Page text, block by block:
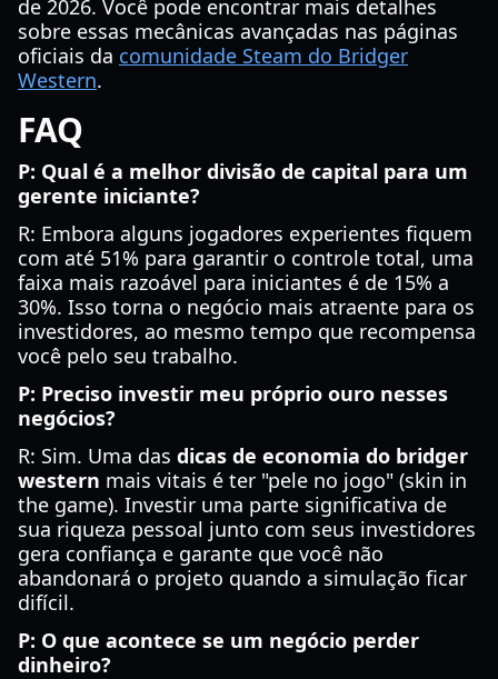
de 2026. Você pode encontrar mais detalhes
sobre essas mecânicas avançadas nas páginas
oficiais da comunidade Steam do Bridger
Western.
FAQ
P: Qual é a melhor divisão de capital para um
gerente iniciante?
R: Embora alguns jogadores experientes fiquem
com até 51% para garantir o controle total, uma
faixa mais razoável para iniciantes é de 15% a
30%. Isso torna o negócio mais atraente para os
investidores, ao mesmo tempo que recompensa
você pelo seu trabalho.
P: Preciso investir meu próprio ouro nesses
negócios?
R: Sim. Uma das dicas de economia do bridger
western mais vitais é ter "pele no jogo" (skin in
the game). Investir uma parte significativa de
sua riqueza pessoal junto com seus investidores
gera confiança e garante que você não
abandonará o projeto quando a simulação ficar
difícil.
P: O que acontece se um negócio perder
dinheiro?